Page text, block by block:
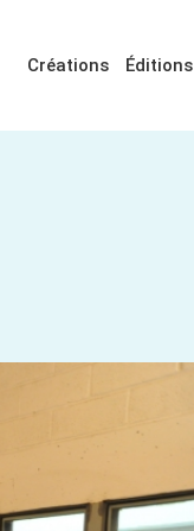
Créations Éditions